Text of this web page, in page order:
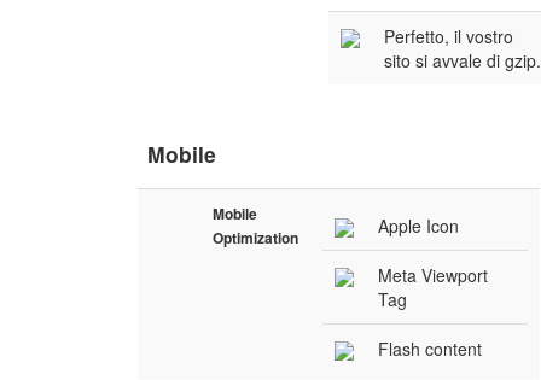
Perfetto, il vostro
sito si avvale di gzip.
Mobile
Mobile
Optimization
Apple Icon
Meta Viewport
Tag
Flash content